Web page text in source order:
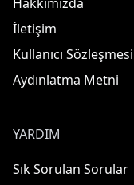
İletişim
Kullanıcı Sözleşmesi
Aydınlatma Metni
YARDIM
Sık Sorulan Sorular